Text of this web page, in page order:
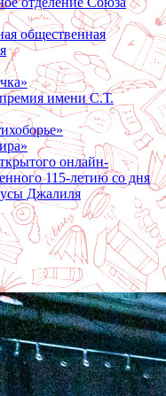
общественная
премия имени С.Т.
онлайн-
115-летию со дня
Джалиля